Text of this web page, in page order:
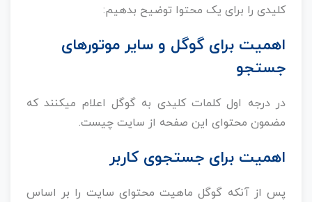
کلیدی را برای یک محتوا توضیح بدهیم:
اهمیت برای گوگل و سایر موتورهای
جستجو
در درجه اول کلمات کلیدی به گوگل اعلام میکنند که
مضمون محتوای این صفحه از سایت چیست.
اهمیت برای جستجوی کاربر
پس از آنکه گوگل ماهیت محتوای سایت را بر اساس